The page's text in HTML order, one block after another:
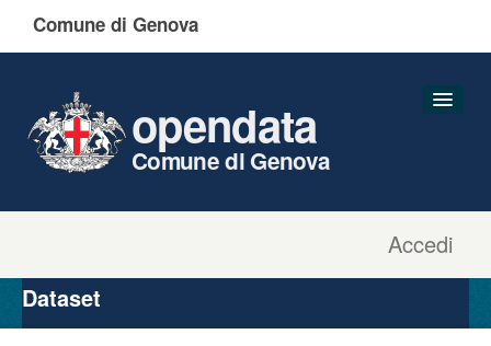
Comune di Genova
Accedi
opendata
Comune di Genova
Organizzazioni
Gruppi
Dataset